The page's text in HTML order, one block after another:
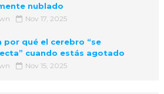
nublado
Nov 17, 2025
por qué el cerebro “se
cuando estás agotado
Nov 15, 2025